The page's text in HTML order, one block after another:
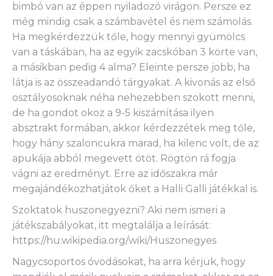
bimbó van az éppen nyiladozó virágon. Persze ez
még mindig csak a számbavétel és nem számolás.
Ha megkérdezzük tőle, hogy mennyi gyümölcs
van a táskában, ha az egyik zacskóban 3 körte van,
a másikban pedig 4 alma? Eleinte persze jobb, ha
látja is az összeadandó tárgyakat. A kivonás az első
osztályosoknak néha nehezebben szokott menni,
de ha gondot okoz a 9-5 kiszámítása ilyen
absztrakt formában, akkor kérdezzétek meg tőle,
hogy hány szaloncukra marad, ha kilenc volt, de az
apukája abból megevett ötöt. Rögtön rá fogja
vágni az eredményt. Erre az időszakra már
megajándékozhatjátok őket a Halli Galli játékkal is.
Szoktatok huszonegyezni? Aki nem ismeri a
játékszabályokat, itt megtalálja a leírását:
https://hu.wikipedia.org/wiki/Huszonegyes
Nagycsoportos óvodásokat, ha arra kérjük, hogy